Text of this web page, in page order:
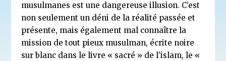
musulmanes est une dangereuse illusion. C’est
non seulement un déni de la réalité passée et
présente, mais également mal connaître la
mission de tout pieux musulman, écrite noire
sur blanc dans le livre « sacré » de l’islam, le «